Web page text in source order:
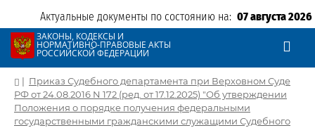
Актуальные документы по состоянию на: 07 августа 2026
ЗАКОНЫ, КОДЕКСЫ И
НОРМАТИВНО-ПРАВОВЫЕ АКТЫ
РОССИЙСКОЙ ФЕДЕРАЦИИ
| Приказ Судебного департамента при Верховном Суде
РФ от 24.08.2016 N 172 (ред. от 17.12.2025) "Об утверждении
Положения о порядке получения федеральными
государственными гражданскими служащими Судебного